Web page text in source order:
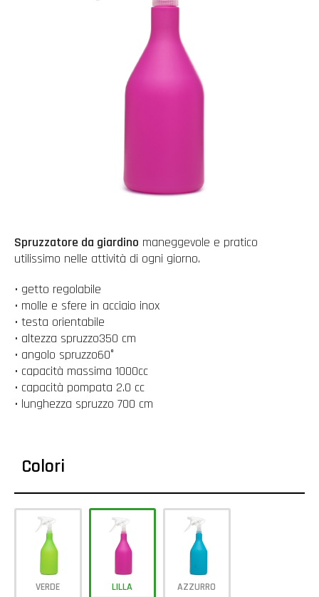
Spruzzatore da giardino maneggevole e pratico
utilissimo nelle attività di ogni giorno.
• getto regolabile
• molle e sfere in acciaio inox
• testa orientabile
• altezza spruzzo350 cm
• angolo spruzzo60°
• capacità massima 1000cc
• capacità pompata 2.0 cc
• lunghezza spruzzo 700 cm
Colori
VERDE LILLA AZZURRO